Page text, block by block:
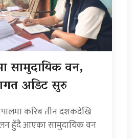
सामुदायिक वन,
अडिट सुरु
करिब तीन दशकदेखि
हुँदै आएका सामुदायिक वन